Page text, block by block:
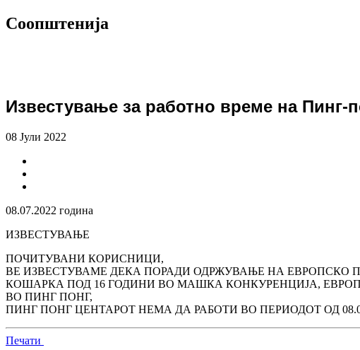
Соопштенија
Известување за работно време на Пинг-
08 Јули 2022
08.07.2022 година
ИЗВЕСТУВАЊЕ
ПОЧИТУВАНИ КОРИСНИЦИ,
ВЕ ИЗВЕСТУВАМЕ ДЕКА ПОРАДИ ОДРЖУВАЊЕ НА ЕВРОПСКО
КОШАРКА ПОД 16 ГОДИНИ ВО МАШКА КОНКУРЕНЦИЈА,
ВО ПИНГ ПОНГ,
ПИНГ ПОНГ ЦЕНТАРОТ НЕМА ДА РАБОТИ ВО ПЕРИОДОТ ОД
Печати